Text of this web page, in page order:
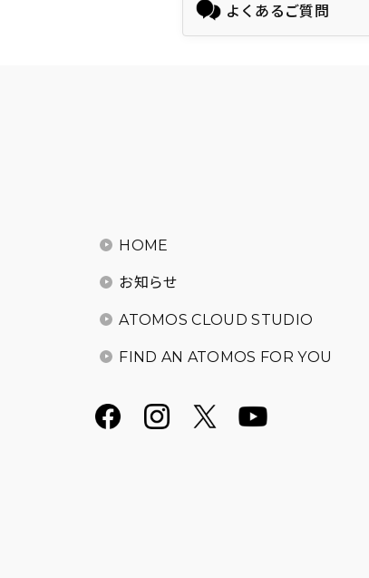
よくあるご質問
HOME
お知らせ
ATOMOS CLOUD STUDIO
FIND AN ATOMOS FOR YOU